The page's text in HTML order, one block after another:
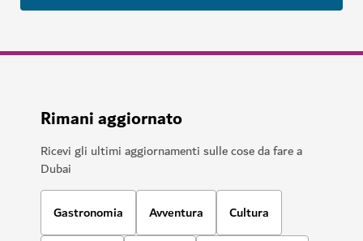
Rimani aggiornato
Ricevi gli ultimi aggiornamenti sulle cose da fare a
Dubai
Gastronomia Avventura Cultura